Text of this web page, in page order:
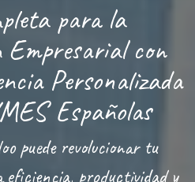
para la
con
Personalizada
Españolas
puede revolucionar tu
eficiencia, productividad y